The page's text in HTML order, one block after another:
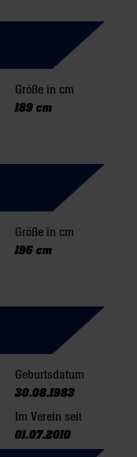
Größe in cm
189 cm
Größe in cm
196 cm
Geburtsdatum
30.08.1983
Im Verein seit
01.07.2010